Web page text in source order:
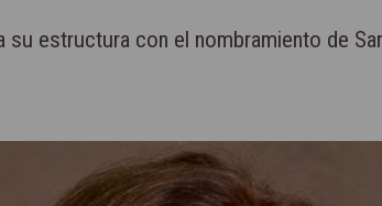
su estructura con el nombramiento de